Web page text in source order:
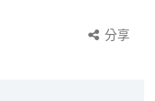
分享